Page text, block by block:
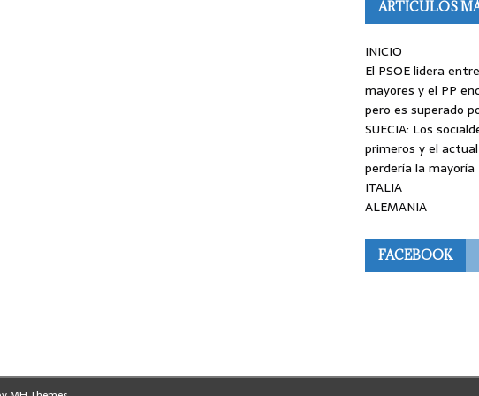
ARTÍCULOS
INICIO
El PSOE lidera
mayores y el PP
pero es superado
SUECIA: Los
primeros y el
perdería la mayoría
ITALIA
ALEMANIA
FACEBOOK